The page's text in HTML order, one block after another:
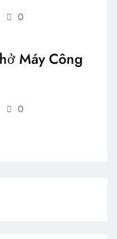
0
Máy Công
0